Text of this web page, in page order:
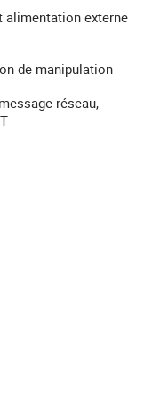
alimentation externe
de manipulation
réseau,